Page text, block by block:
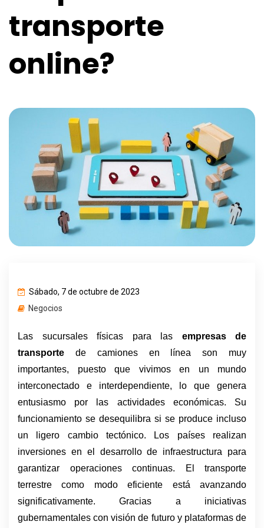
transporte
online?
Sábado, 7 de octubre de 2023
Negocios
Las sucursales físicas para las empresas de
transporte de camiones en línea son muy
importantes, puesto que vivimos en un mundo
interconectado e interdependiente, lo que genera
entusiasmo por las actividades económicas. Su
funcionamiento se desequilibra si se produce incluso
un ligero cambio tectónico. Los países realizan
inversiones en el desarrollo de infraestructura para
garantizar operaciones continuas. El transporte
terrestre como modo eficiente está avanzando
significativamente. Gracias a iniciativas
gubernamentales con visión de futuro y plataformas de